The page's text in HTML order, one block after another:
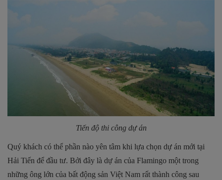
Tiến độ thi công dự án
Quý khách có thể phần nào yên tâm khi lựa chọn dự án mới tại
Hải Tiến để đầu tư. Bởi đây là dự án của Flamingo một trong
những ông lớn của bất động sản Việt Nam rất thành công sau